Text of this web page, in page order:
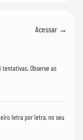
Acessar →
Observe as
letra por letra, no seu